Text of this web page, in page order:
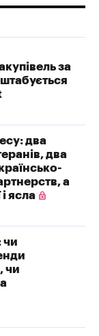
за
два
два
а
ясла
чи
чи